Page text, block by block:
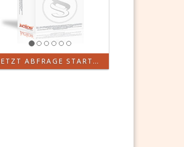
JETZT ABFRAGE STARTEN